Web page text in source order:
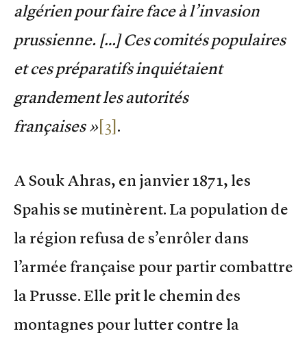
algérien pour faire face à l’invasion
prussienne. […] Ces comités populaires
et ces préparatifs inquiétaient
grandement les autorités
françaises »[3] .
A Souk Ahras, en janvier 1871, les
Spahis se mutinèrent. La population de
la région refusa de s’enrôler dans
l’armée française pour partir combattre
la Prusse. Elle prit le chemin des
montagnes pour lutter contre la